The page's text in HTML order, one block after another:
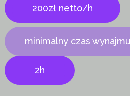
200zł netto/h
minimalny czas wynajmu
2h